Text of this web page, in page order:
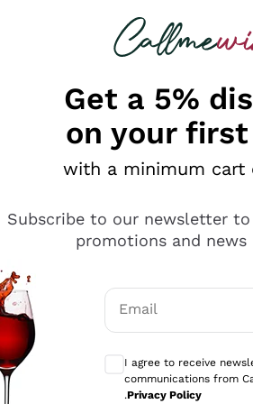
looking for
diversi e con un ampio
Get a 5%
on your
with a minimum cart
Subscribe to our newsletter
promotions and news
Email
I agree to receive
communications from
.Privacy Policy